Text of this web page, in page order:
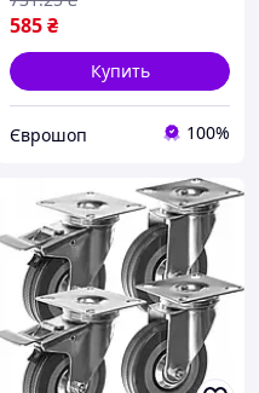
585₴
Купить
Єврошоп 100%